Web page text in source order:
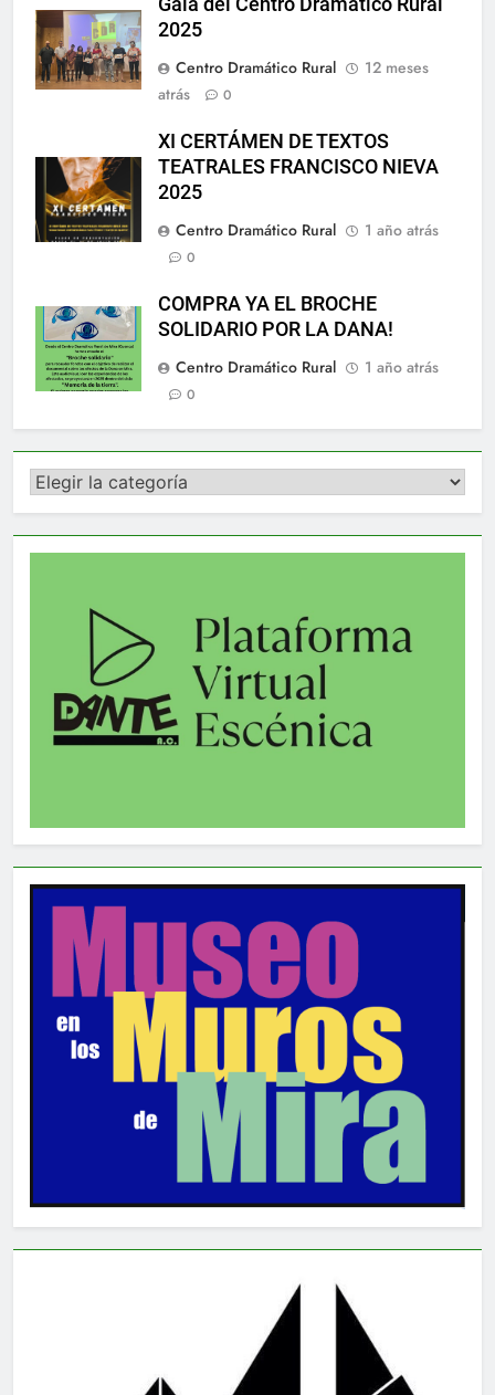
2025
Centro Dramático Rural
12 meses
atrás
0
XI CERTÁMEN DE TEXTOS
TEATRALES FRANCISCO NIEVA
2025
Centro Dramático Rural
1 año atrás
0
COMPRA YA EL BROCHE
SOLIDARIO POR LA DANA!
Centro Dramático Rural
1 año atrás
0
Categorías